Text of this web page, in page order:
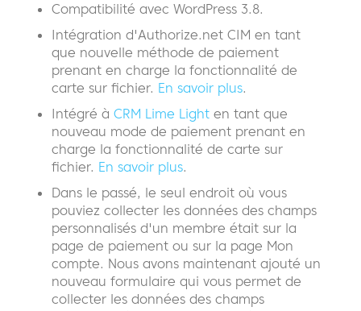
Compatibilité avec WordPress 3.8.
Intégration d'Authorize.net CIM en tant
que nouvelle méthode de paiement
prenant en charge la fonctionnalité de
carte sur fichier. En savoir plus.
Intégré à CRM Lime Light en tant que
nouveau mode de paiement prenant en
charge la fonctionnalité de carte sur
fichier. En savoir plus.
Dans le passé, le seul endroit où vous
pouviez collecter les données des champs
personnalisés d'un membre était sur la
page de paiement ou sur la page Mon
compte. Nous avons maintenant ajouté un
nouveau formulaire qui vous permet de
collecter les données des champs